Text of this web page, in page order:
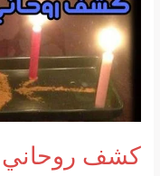
المجربة
كشف روحاني